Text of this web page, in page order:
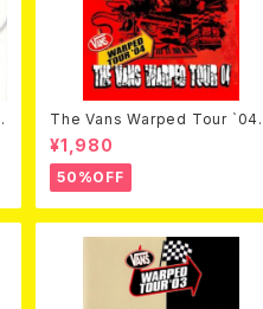
The Vans Warped Tour `04
Beyond Warped (国内盤DVD)
¥1,980
50%OFF